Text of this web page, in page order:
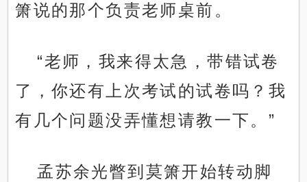
箫说的那个负责老师桌前。
“老师，我来得太急，带错试卷
了，你还有上次考试的试卷吗？我
有几个问题没弄懂想请教一下。”
孟苏余光瞥到莫箫开始转动脚